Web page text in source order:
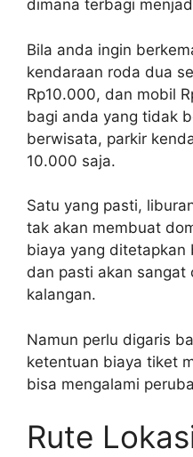
dimana terbagi
Bila anda ingin
kendaraan roda dua
Rp10.000, dan mobil
bagi anda yang tidak
berwisata, parkir
10.000 saja.
Satu yang pasti,
tak akan membuat
biaya yang ditetapkan
dan pasti akan sangat
kalangan.
Namun perlu digaris
ketentuan biaya tiket
bisa mengalami
Rute